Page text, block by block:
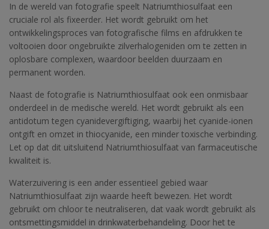
In de wereld van fotografie speelt Natriumthiosulfaat een
cruciale rol als fixeerder. Het wordt gebruikt om het
ontwikkelingsproces van fotografische films en afdrukken te
voltooien door ongebruikte zilverhalogeniden om te zetten in
oplosbare complexen, waardoor beelden duurzaam en
permanent worden.
Naast de fotografie is Natriumthiosulfaat ook een onmisbaar
onderdeel in de medische wereld. Het wordt gebruikt als een
antidotum tegen cyanidevergiftiging, waarbij het cyanide-ionen
ontgift en omzet in thiocyanide, een minder toxische verbinding.
Let op dat dit uitsluitend Natriumthiosulfaat van farmaceutische
kwaliteit is.
Waterzuivering is een ander essentieel gebied waar
Natriumthiosulfaat zijn waarde heeft bewezen. Het wordt
gebruikt om chloor te neutraliseren, dat vaak wordt gebruikt als
ontsmettingsmiddel in drinkwaterbehandeling. Door het te